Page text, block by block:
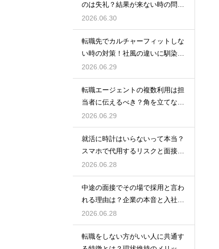
のは失礼？結果が来ない時の問い
合わせ方法と心構え
2026.06.30
転職先でカルチャーフィットしな
い時の対策！社風の違いに馴染ん
でいくためのコツ
2026.06.29
転職エージェントの複数利用は担
当者に伝えるべき？角を立てない
上手な伝え方
2026.06.29
就活に時計はいらないって本当？
スマホで代用するリスクと面接官
に与える印象
2026.06.28
中途の面接でその場で採用と言わ
れる理由は？企業の本音と入社を
決める前の注意点
2026.06.28
転職をしない方がいい人に共通す